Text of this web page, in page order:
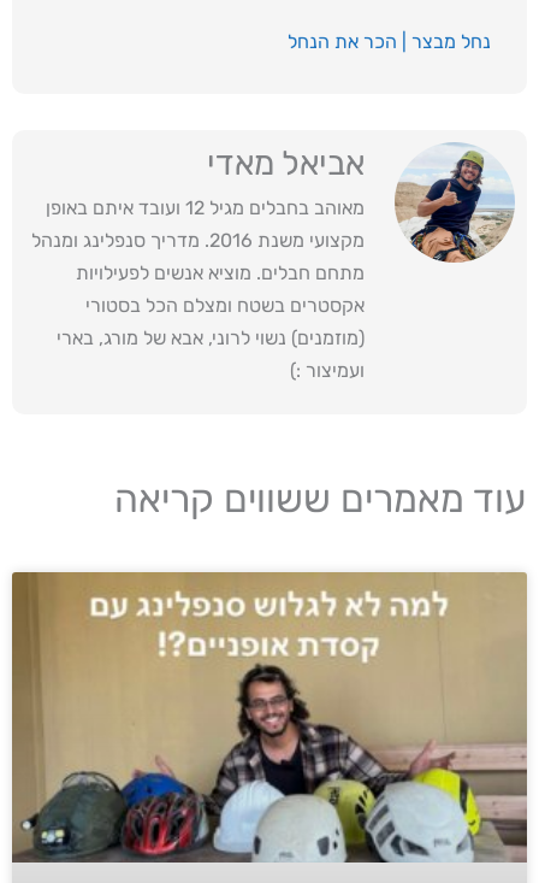
נחל מבצר | הכר את הנחל
אביאל מאדי
מאוהב בחבלים מגיל 12 ועובד איתם באופן
מקצועי משנת 2016. מדריך סנפלינג ומנהל
מתחם חבלים. מוציא אנשים לפעילויות
אקסטרים בשטח ומצלם הכל בסטורי
(מוזמנים) נשוי לרוני, אבא של מורג, בארי
ועמיצור :)
עוד מאמרים ששווים קריאה